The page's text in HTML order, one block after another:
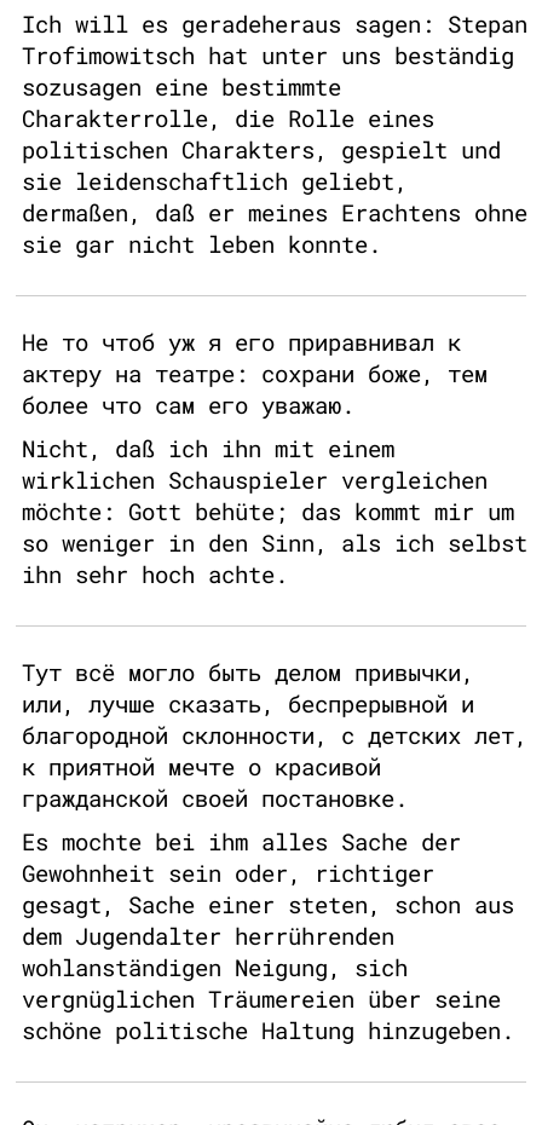
Ich will es geradeheraus sagen: Stepan
Trofimowitsch hat unter uns beständig
sozusagen eine bestimmte
Charakterrolle, die Rolle eines
politischen Charakters, gespielt und
sie leidenschaftlich geliebt,
dermaßen, daß er meines Erachtens ohne
sie gar nicht leben konnte.
Не то чтоб уж я его приравнивал к
актеру на театре: сохрани боже, тем
более что сам его уважаю.
Nicht, daß ich ihn mit einem
wirklichen Schauspieler vergleichen
möchte: Gott behüte; das kommt mir um
so weniger in den Sinn, als ich selbst
ihn sehr hoch achte.
Тут всё могло быть делом привычки,
или, лучше сказать, беспрерывной и
благородной склонности, с детских лет,
к приятной мечте о красивой
гражданской своей постановке.
Es mochte bei ihm alles Sache der
Gewohnheit sein oder, richtiger
gesagt, Sache einer steten, schon aus
dem Jugendalter herrührenden
wohlanständigen Neigung, sich
vergnüglichen Träumereien über seine
schöne politische Haltung hinzugeben.